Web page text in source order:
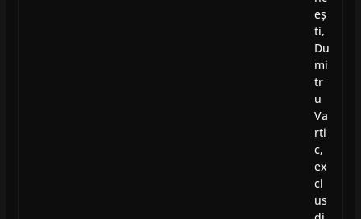
eș
ti,
Du
mi
tr
u
Va
rti
c,
ex
cl
us